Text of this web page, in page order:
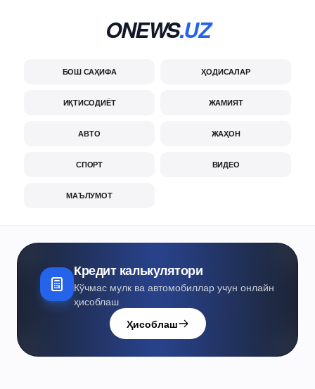
ONEWS.UZ
БОШ САҲИФА ҲОДИСАЛАР
ИҚТИСОДИЁТ ЖАМИЯТ
АВТО ЖАҲОН
СПОРТ ВИДЕО
МАЪЛУМОТ
Кредит калькулятори
Кўчмас мулк ва автомобиллар учун онлайн
ҳисоблаш
Ҳисоблаш